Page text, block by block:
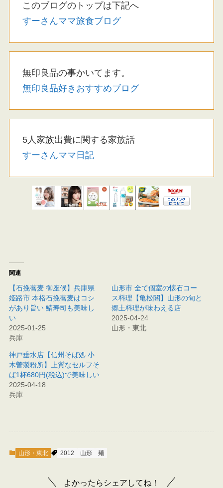
このブログのトップは下記へ
すーさんママ旅食ブログ
無印良品の事かいてます。
無印良品好きおすすめブログ
5人家族出費に関する家族話
すーさんママ日記
関連
【石挽蕎麦 御座候】兵庫県
姫路市 本格石挽蕎麦はコシ
があり旨い 鯖寿司も美味し
い
2025-01-25
兵庫
山形市 全て個室の懐石コー
ス料理【亀松閣】山形の旬と
郷土料理が味わえる店
2025-04-24
山形・東北
神戸垂水店【信州そば処 小
木曽製粉所】上質なセルフそ
ば1杯680円(税込)で美味しい
2025-04-18
兵庫
山形・東北 2012 山形 麺
よかったらシェアしてね！